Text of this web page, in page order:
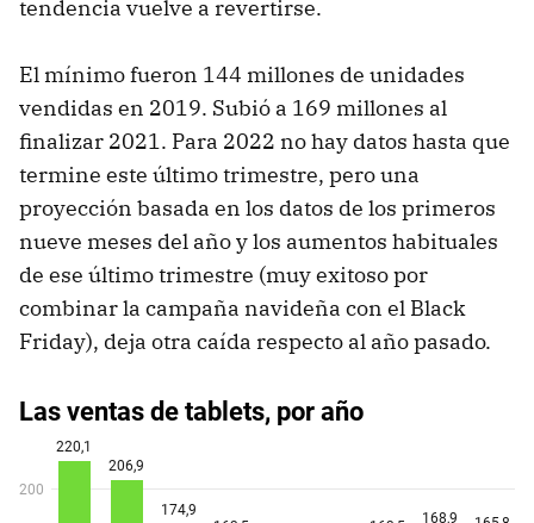
tendencia vuelve a revertirse.
El mínimo fueron 144 millones de unidades
vendidas en 2019. Subió a 169 millones al
finalizar 2021. Para 2022 no hay datos hasta que
termine este último trimestre, pero una
proyección basada en los datos de los primeros
nueve meses del año y los aumentos habituales
de ese último trimestre (muy exitoso por
combinar la campaña navideña con el Black
Friday), deja otra caída respecto al año pasado.